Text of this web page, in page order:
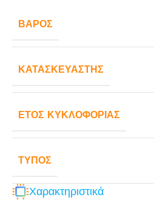
ΒΆΡΟΣ
ΚΑΤΑΣΚΕΥΑΣΤΉΣ
ΈΤΟΣ ΚΥΚΛΟΦΟΡΊΑΣ
ΤΎΠΟΣ
Χαρακτηριστικά